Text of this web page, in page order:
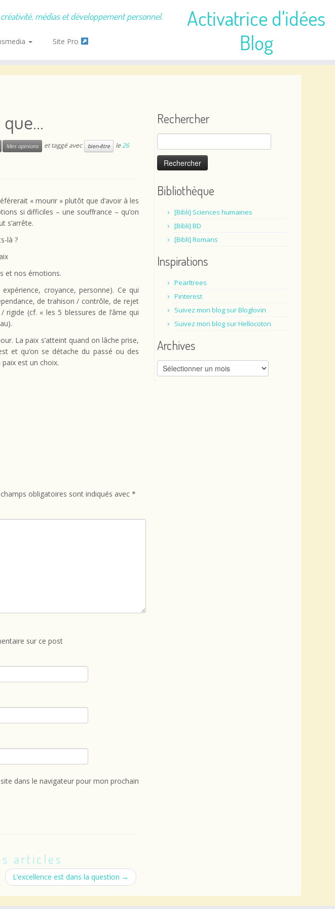
Activatrice d'idées
Blog
médias et développement personnel.
Site Pro
Mes opinions et taggé avec bien-être le26
« mourir » plutôt que d’avoir à les
si difficiles – une souffrance – qu’on
s’arrête.
là ?
et nos émotions.
croyance, personne). Ce qui
de trahison / contrôle, de rejet
rigide (cf. « les 5 blessures de l’âme qui
La paix s’atteint quand on lâche prise,
et qu’on se détache du passé ou des
est un choix.
obligatoires sont indiqués avec *
sur ce post
dans le navigateur pour mon prochain
articles
L’excellence est dans la question →
Rechercher
Rechercher :
Bibliothèque
[Bibli] Sciences humaines
[Bibli] BD
[Bibli] Romans
Inspirations
Pearltrees
Pinterest
Suivez mon blog sur Bloglovin
Suivez mon blog sur Hellocoton
Archives
Archives